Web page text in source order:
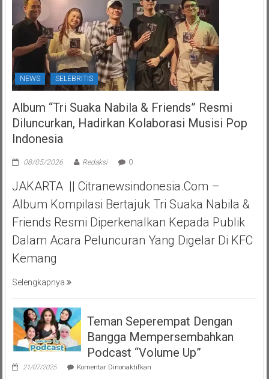
NEWS SELEBRITIS
Album “Tri Suaka Nabila & Friends” Resmi
Diluncurkan, Hadirkan Kolaborasi Musisi Pop
Indonesia
08/05/2026 Redaksi 0
JAKARTA || Citranewsindonesia.com –
Album Kompilasi Bertajuk Tri Suaka Nabila &
Friends Resmi Diperkenalkan Kepada Publik
Dalam Acara Peluncuran Yang Digelar Di KFC
Kemang
Selengkapnya
Teman Seperempat Dengan
Bangga Mempersembahkan
Podcast “Volume Up”
21/07/2025 Komentar Dinonaktifkanpada